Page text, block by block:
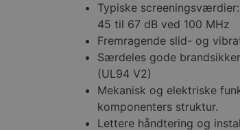
Typiske screeningsværdier:
45 til 67 dB ved 100 MHz
Fremragende slid- og
Særdeles gode
(UL94 V2)
Mekanisk og elektriske
komponenters struktur.
Lettere håndtering og